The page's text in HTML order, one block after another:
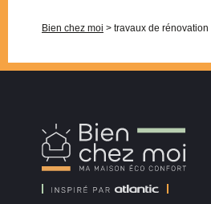
Bien chez moi > travaux de
Chez